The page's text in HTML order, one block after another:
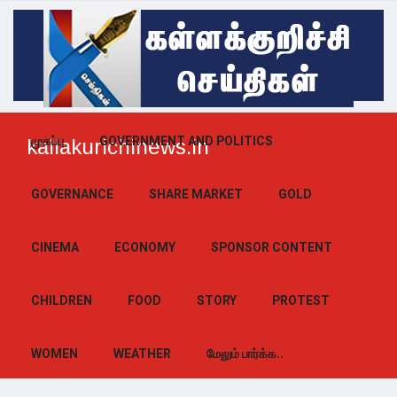
kallakurichinews.in
முகப்பு GOVERNMENT AND POLITICS
GOVERNANCE SHARE MARKET GOLD
CINEMA ECONOMY SPONSOR CONTENT
CHILDREN FOOD STORY PROTEST
WOMEN WEATHER மேலும் பார்க்க..